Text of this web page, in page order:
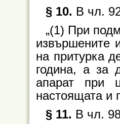
§ 10. В чл.
„(1) При
извършените
на притурка
година, а за
апарат при
настоящата и
§ 11. В чл.